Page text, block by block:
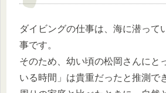
ダイビングの仕事は、海に潜って
事です。
そのため、幼い頃の松岡さんにと
いる時間」は貴重だったと推測で